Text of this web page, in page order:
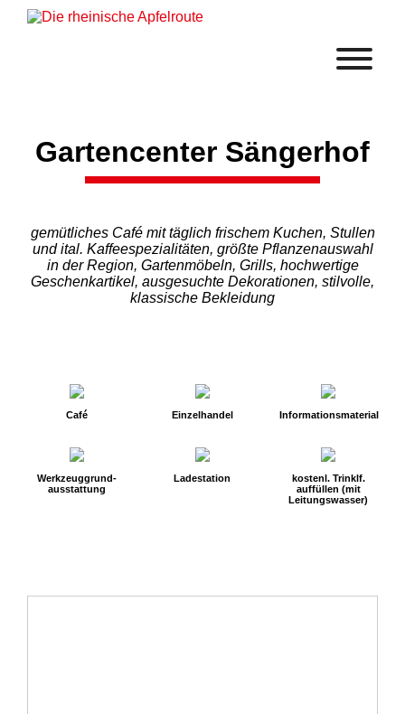
Gartencenter Sängerhof
gemütliches Café mit täglich frischem Kuchen, Stullen
und ital. Kaffeespezialitäten, größte Pflanzenauswahl
in der Region, Gartenmöbeln, Grills, hochwertige
Geschenkartikel, ausgesuchte Dekorationen, stilvolle,
klassische Bekleidung
Café Einzelhandel Informationsmaterial
Werkzeuggrund-
ausstattung
Ladestation
kostenl. Trinklf.
auffüllen (mit
Leitungswasser)